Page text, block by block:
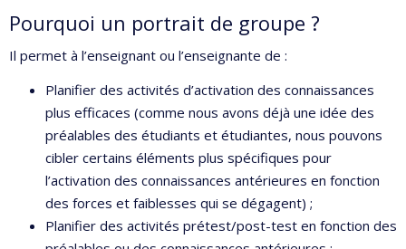
Pourquoi un portrait de groupe ?
Il permet à l’enseignant ou l’enseignante de :
Planifier des activités d’activation des connaissances
plus efficaces (comme nous avons déjà une idée des
préalables des étudiants et étudiantes, nous pouvons
cibler certains éléments plus spécifiques pour
l’activation des connaissances antérieures en fonction
des forces et faiblesses qui se dégagent) ;
Planifier des activités prétest/post-test en fonction des